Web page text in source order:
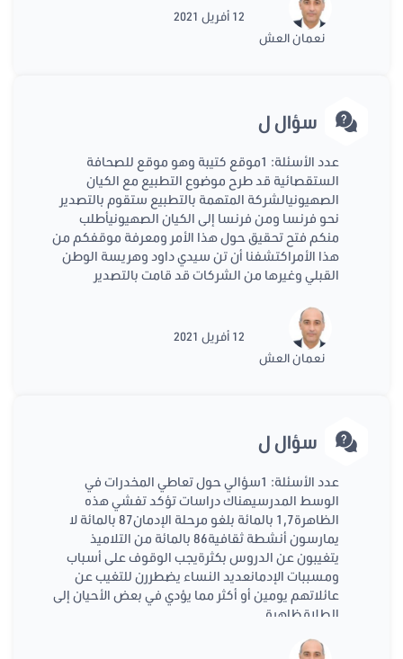
نعمان العش
12 أفريل 2021
سؤال ل
عدد الأسئلة: 1موقع كتيبة وهو موقع للصحافة
الستقصائية قد طرح موضوع التطبيع مع الكيان
الصهيونيالشركة المتهمة بالتطبيع ستقوم بالتصدير
نحو فرنسا ومن فرنسا إلى الكيان الصهيونيأطلب
منكم فتح تحقيق حول هذا الأمر ومعرفة موقفكم من
هذا الأمراكتشفنا أن تن سيدي داود وهريسة الوطن
القبلي وغيرها من الشركات قد قامت بالتصدير
نعمان العش
12 أفريل 2021
سؤال ل
عدد الأسئلة: 1سؤالي حول تعاطي المخدرات في
الوسط المدرسيهناك دراسات تؤكد تفشي هذه
الظاهرة1,7 بالمائة بلغو مرحلة الإدمان87 بالمائة لا
يمارسون أنشطة ثقافية86 بالمائة من التلاميذ
يتغيبون عن الدروس بكثرةيجب الوقوف على أسباب
ومسببات الإدمانعديد النساء يضطررن للتغيب عن
عائلاتهم يومين أو أكثر مما يؤدي في بعض الأحيان إلى
الطلاقظاهرة